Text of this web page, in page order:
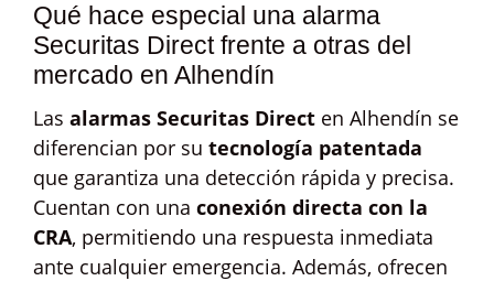
Qué hace especial una alarma
Securitas Direct frente a otras del
mercado en Alhendín
Las alarmas Securitas Direct en Alhendín se
diferencian por su tecnología patentada
que garantiza una detección rápida y precisa.
Cuentan con una conexión directa con la
CRA, permitiendo una respuesta inmediata
ante cualquier emergencia. Además, ofrecen